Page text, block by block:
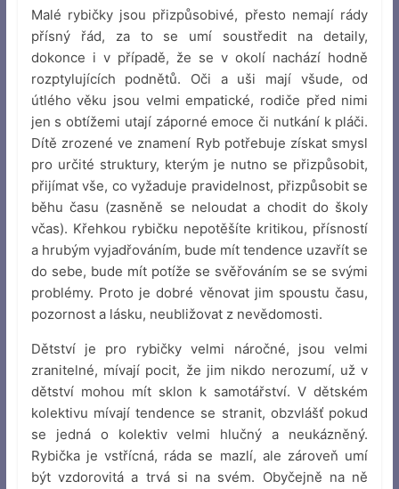
Malé rybičky jsou přizpůsobivé, přesto nemají rády
přísný řád, za to se umí soustředit na detaily,
dokonce i v případě, že se v okolí nachází hodně
rozptylujících podnětů. Oči a uši mají všude, od
útlého věku jsou velmi empatické, rodiče před nimi
jen s obtížemi utají záporné emoce či nutkání k pláči.
Dítě zrozené ve znamení Ryb potřebuje získat smysl
pro určité struktury, kterým je nutno se přizpůsobit,
přijímat vše, co vyžaduje pravidelnost, přizpůsobit se
běhu času (zasněně se neloudat a chodit do školy
včas). Křehkou rybičku nepotěšíte kritikou, přísností
a hrubým vyjadřováním, bude mít tendence uzavřít se
do sebe, bude mít potíže se svěřováním se se svými
problémy. Proto je dobré věnovat jim spoustu času,
pozornost a lásku, neubližovat z nevědomosti.
Dětství je pro rybičky velmi náročné, jsou velmi
zranitelné, mívají pocit, že jim nikdo nerozumí, už v
dětství mohou mít sklon k samotářství. V dětském
kolektivu mívají tendence se stranit, obzvlášť pokud
se jedná o kolektiv velmi hlučný a neukázněný.
Rybička je vstřícná, ráda se mazlí, ale zároveň umí
být vzdorovitá a trvá si na svém. Obyčejně na ně